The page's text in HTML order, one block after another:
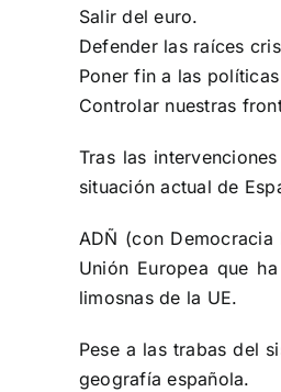
Salir del euro.
Defender las raíces
Poner fin a las
Controlar nuestras
Tras las
situación actual de
ADÑ (con
Unión Europea que
limosnas de la UE.
Pese a las trabas del
geografía española.